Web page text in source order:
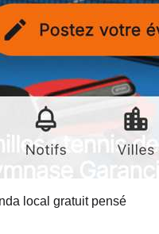
local gratuit pensé